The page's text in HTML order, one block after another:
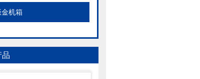
金机箱
品
AK立式控制箱